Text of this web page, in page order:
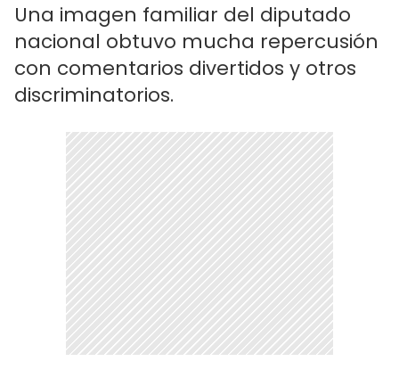
Una imagen familiar del diputado
nacional obtuvo mucha repercusión
con comentarios divertidos y otros
discriminatorios.